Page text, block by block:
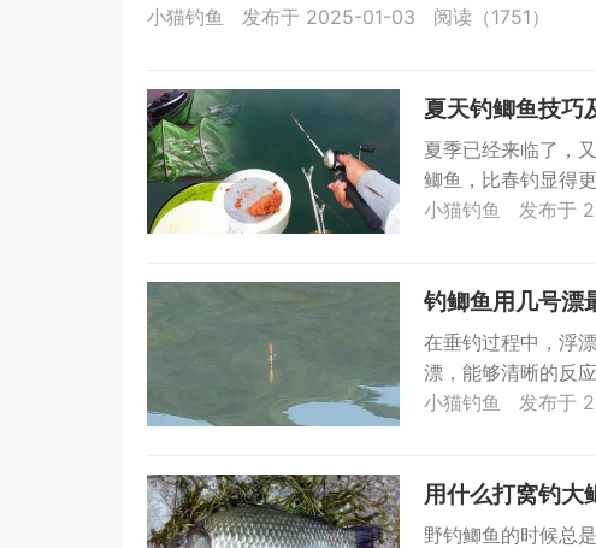
小猫钓鱼
发布于 2025-01-03 阅读（1751）
夏天钓鲫鱼技巧
夏季已经来临了，
鲫鱼，比春钓显得
减弱，所以夏...
小猫钓鱼 发布于
钓鲫鱼用几号漂
在垂钓过程中，浮
漂，能够清晰的反
夏天钓鲫鱼应该...
小猫钓鱼 发布于
用什么打窝钓大
野钓鲫鱼的时候总